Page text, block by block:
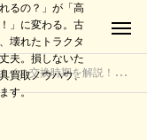
れるの？」が「高
」に変わる。古
壊れたトラクタ
夫。損しないた
買取ノウハウ、
す。
時期を解説！寿命を延ばすメンテ法とは